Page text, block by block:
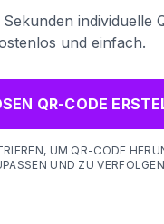
individuelle
und einfach.
QR-CODE
UM QR-CODE
UND ZU VERFOLGEN